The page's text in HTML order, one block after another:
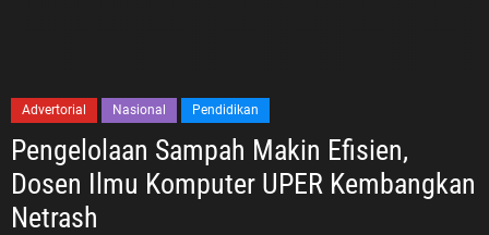
Advertorial Nasional Pendidikan
Pengelolaan Sampah Makin Efisien,
Dosen Ilmu Komputer UPER Kembangkan
Netrash